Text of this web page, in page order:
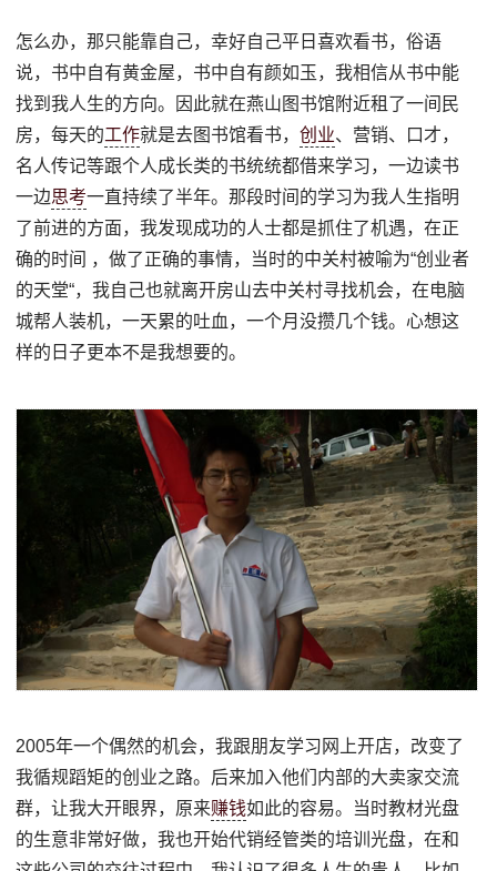
怎么办，那只能靠自己，幸好自己平日喜欢看书，俗语
说，书中自有黄金屋，书中自有颜如玉，我相信从书中能
找到我人生的方向。因此就在燕山图书馆附近租了一间民
房，每天的工作就是去图书馆看书，创业、营销、口才，
名人传记等跟个人成长类的书统统都借来学习，一边读书
一边思考一直持续了半年。那段时间的学习为我人生指明
了前进的方面，我发现成功的人士都是抓住了机遇，在正
确的时间 ，做了正确的事情，当时的中关村被喻为“创业者
的天堂“，我自己也就离开房山去中关村寻找机会，在电脑
城帮人装机，一天累的吐血，一个月没攒几个钱。心想这
样的日子更本不是我想要的。
2005年一个偶然的机会，我跟朋友学习网上开店，改变了
我循规蹈矩的创业之路。后来加入他们内部的大卖家交流
群，让我大开眼界，原来赚钱如此的容易。当时教材光盘
的生意非常好做，我也开始代销经管类的培训光盘，在和